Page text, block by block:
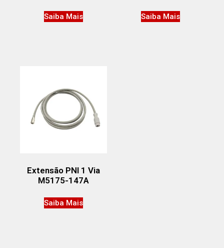
Saiba Mais Saiba Mais
Extensão PNI 1 Via
M5175-147A
Saiba Mais